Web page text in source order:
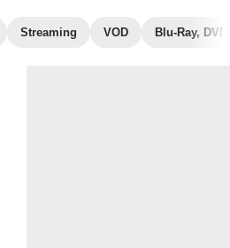
Streaming VOD Blu-Ray, DVD